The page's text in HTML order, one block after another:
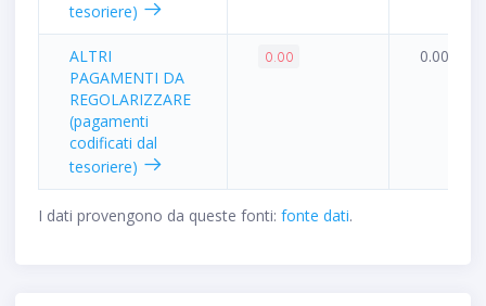
tesoriere)
ALTRI
PAGAMENTI DA
REGOLARIZZARE
(pagamenti
codificati dal
tesoriere)
0.00 0.00%
I dati provengono da queste fonti: fonte dati.